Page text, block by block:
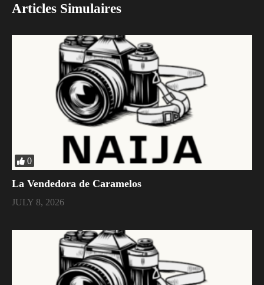
Articles Simulaires
0
La Vendedora de Caramelos
JULY 8, 2026